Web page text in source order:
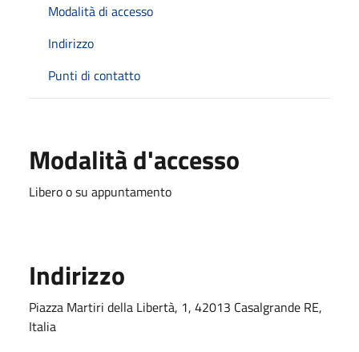
Modalità di accesso
Indirizzo
Punti di contatto
Modalità d'accesso
Libero o su appuntamento
Indirizzo
Piazza Martiri della Libertà, 1, 42013 Casalgrande RE,
Italia